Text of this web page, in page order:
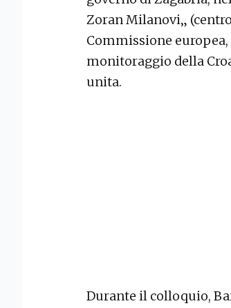
Zoran Milanovi„
Commissione
monitoraggio della
unita.
Durante il colloquio,